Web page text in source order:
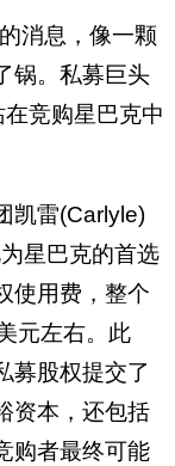
消息，像一颗
锅。私募巨头
在竞购星巴克中
凯雷(Carlyle)
星巴克的首选
使用费，整个
元左右。此
募股权提交了
资本，还包括
购者最终可能